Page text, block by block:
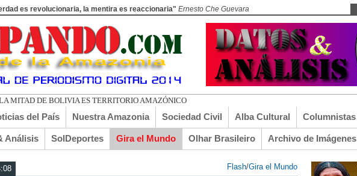
es revolucionaria, la mentira es reaccionaria" Ernesto Che Guevara
LLAMADO EL TURI T
del País Nuestra Amazonia Sociedad Civil Alba Cultural Columnistas
Análisis SolDeportes Gira el Mundo Olhar Brasileiro Archivo de Imágenes
Flash/Gira el Mundo